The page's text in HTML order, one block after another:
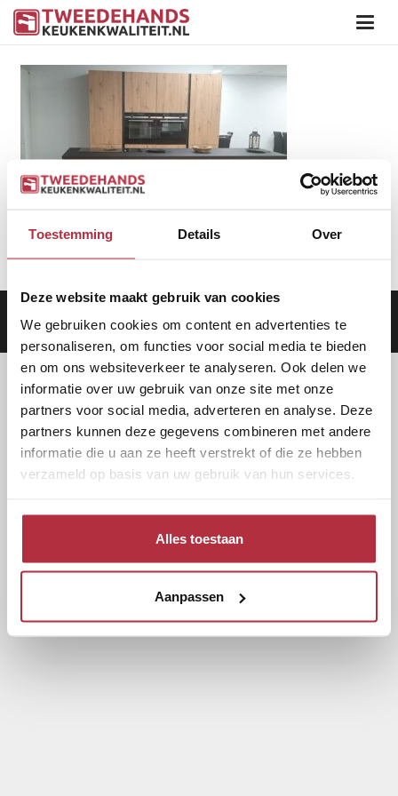
Toestemming Details Over
Deze website maakt gebruik van cookies
We gebruiken cookies om content en advertenties te
personaliseren, om functies voor social media te bieden
en om ons websiteverkeer te analyseren. Ook delen we
informatie over uw gebruik van onze site met onze
partners voor social media, adverteren en analyse. Deze
partners kunnen deze gegevens combineren met andere
informatie die u aan ze heeft verstrekt of die ze hebben
verzameld op basis van uw gebruik van hun services.
Alles toestaan
Aanpassen
Aanbod|Keukens|Levering|Garantie|Privacy Beleid